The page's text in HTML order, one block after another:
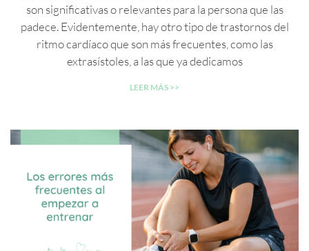
son significativas o relevantes para la persona que las
padece. Evidentemente, hay otro tipo de trastornos del
ritmo cardíaco que son más frecuentes, como las
extrasístoles, a las que ya dedicamos
LEER MÁS >>